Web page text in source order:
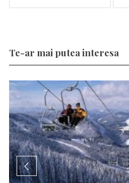
Te-ar mai putea interesa